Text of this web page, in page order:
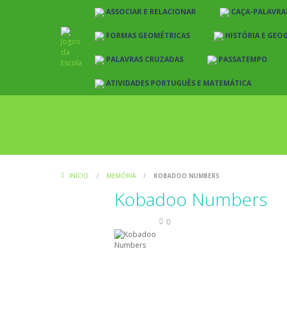
ASSOCIAR E RELACIONAR CAÇA-
FORMAS GEOMÉTRICAS HISTÓRIA E
PALAVRAS CRUZADAS PASSATEMPO
ATIVIDADES PORTUGUÊS E MATEMÁTICA
INÍCIO / MEMÓRIA / KOBADOO NUMBERS
Kobadoo Numbers
0